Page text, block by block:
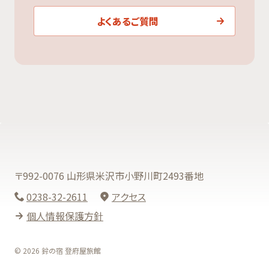
よくあるご質問
〒992-0076 山形県米沢市小野川町2493番地
0238-32-2611
アクセス
個人情報保護方針
© 2026 鈴の宿 登府屋旅館